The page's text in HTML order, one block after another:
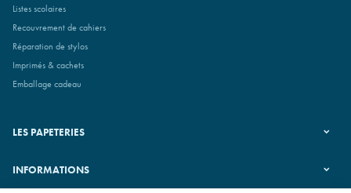
Listes scolaires
Recouvrement de cahiers
Réparation de stylos
Imprimés & cachets
Emballage cadeau
LES PAPETERIES
INFORMATIONS